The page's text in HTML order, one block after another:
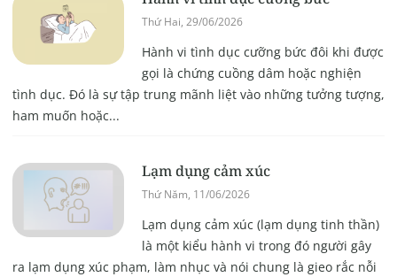
Thứ Hai, 29/06/2026
Hành vi tình dục cưỡng bức đôi khi được
gọi là chứng cuồng dâm hoặc nghiện
tình dục. Đó là sự tập trung mãnh liệt vào những tưởng tượng,
ham muốn hoặc...
Lạm dụng cảm xúc
Thứ Năm, 11/06/2026
Lạm dụng cảm xúc (lạm dụng tinh thần)
là một kiểu hành vi trong đó người gây
ra lạm dụng xúc phạm, làm nhục và nói chung là gieo rắc nỗi